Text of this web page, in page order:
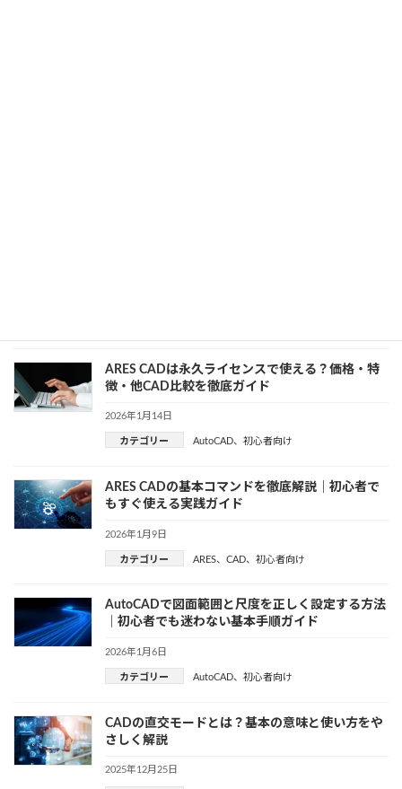
ARES CADは永久ライセンスで使える？価格・特
徴・他CAD比較を徹底ガイド
2026年1月14日
カテゴリー AutoCAD、 初心者向け
ARES CADの基本コマンドを徹底解説｜初心者で
もすぐ使える実践ガイド
2026年1月9日
カテゴリー ARES、 CAD、 初心者向け
AutoCADで図面範囲と尺度を正しく設定する方法
｜初心者でも迷わない基本手順ガイド
2026年1月6日
カテゴリー AutoCAD、 初心者向け
CADの直交モードとは？基本の意味と使い方をや
さしく解説
2025年12月25日